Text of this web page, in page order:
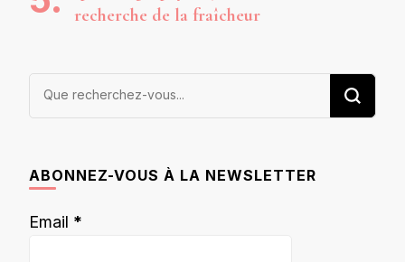
recherche de la fraîcheur
Vous
ABONNEZ-VOUS À LA NEWSLETTER
Email *